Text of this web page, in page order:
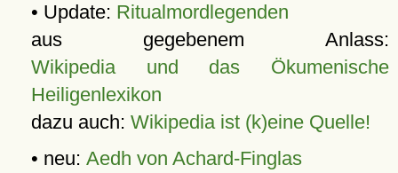
• Update: Ritualmordlegenden
aus gegebenem Anlass:
Wikipedia und das Ökumenische
Heiligenlexikon
dazu auch: Wikipedia ist (k)eine Quelle!
• neu: Aedh von Achard-Finglas